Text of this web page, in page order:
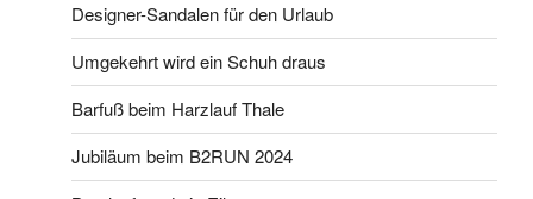
Designer-Sandalen für den Urlaub
Umgekehrt wird ein Schuh draus
Barfuß beim Harzlauf Thale
Jubiläum beim B2RUN 2024